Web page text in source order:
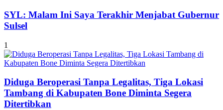
SYL: Malam Ini Saya Terakhir Menjabat Gubernur
Sulsel
1
Diduga Beroperasi Tanpa Legalitas, Tiga Lokasi
Tambang di Kabupaten Bone Diminta Segera
Ditertibkan